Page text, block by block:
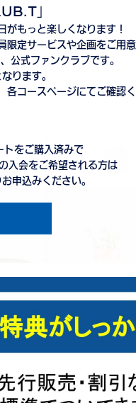
」
がもっと楽しくなります！
限定サービスや企画をご用
公式ファンクラブです。
ります。
コースページにてご確認
をご購入済みで
入会をご希望される方は
申込みください。